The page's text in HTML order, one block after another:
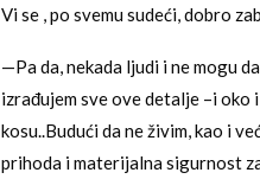
Vi se , po svemu sudeći, dobro
—Pa da, nekada ljudi i ne mogu
izrađujem sve ove detalje –i oko
kosu..Budući da ne živim, kao i
prihoda i materijalna sigurnost